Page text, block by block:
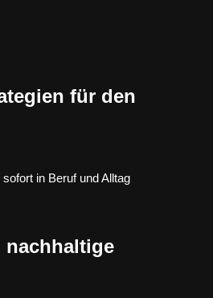
für den
in Beruf und Alltag